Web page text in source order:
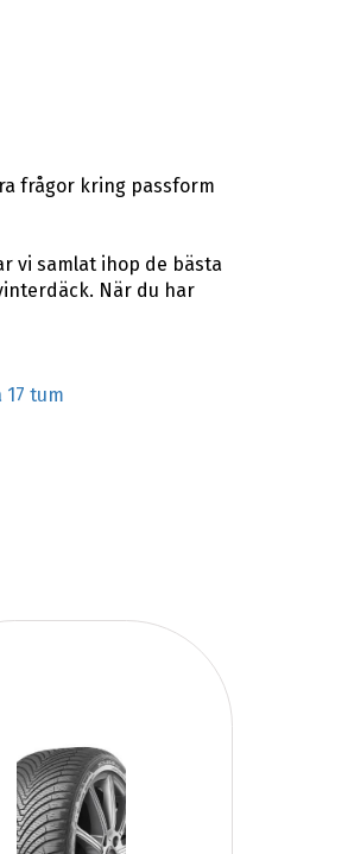
frågor kring passform
vi samlat ihop de bästa
När du har
tum